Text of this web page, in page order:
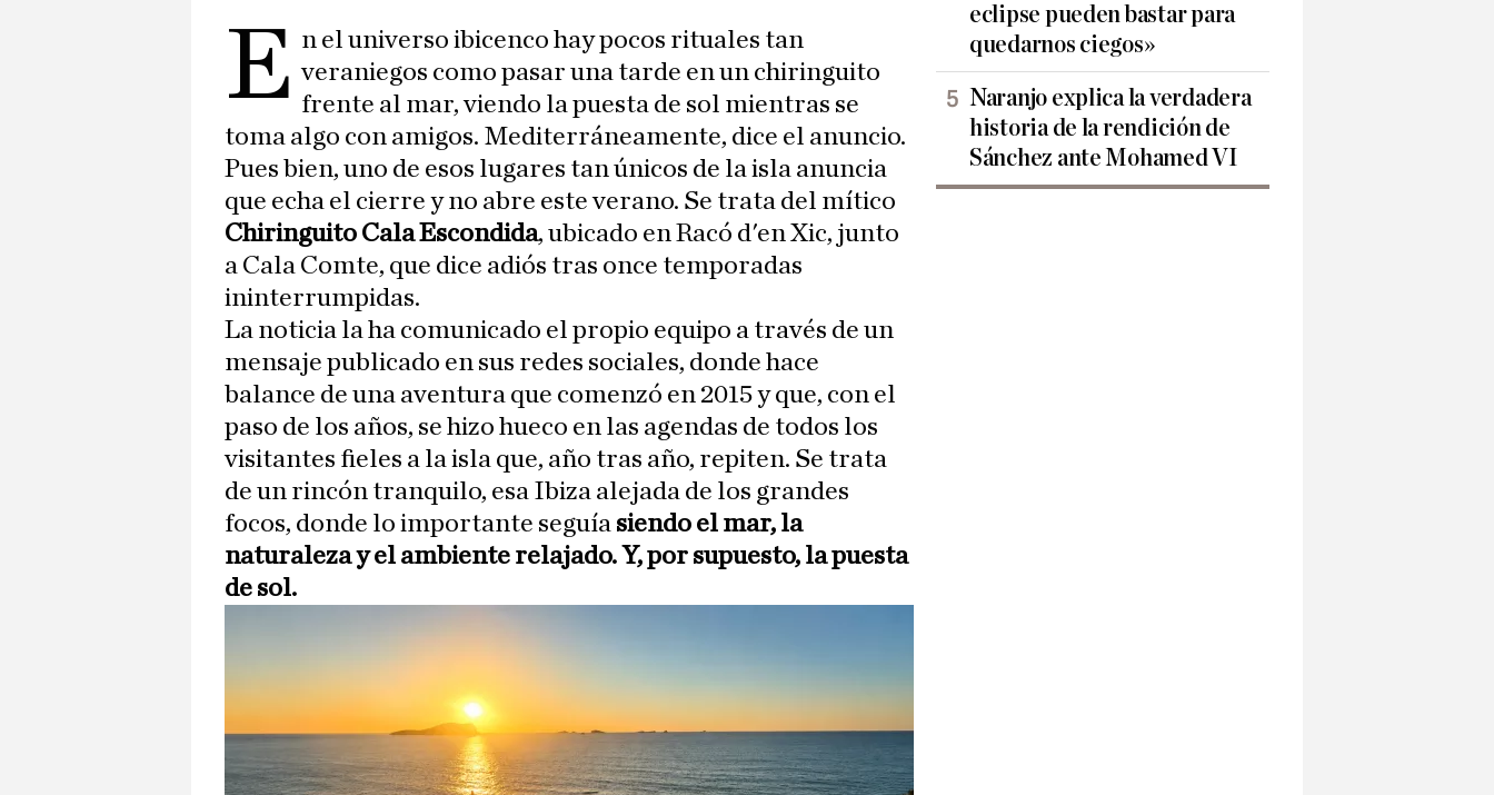
E n el universo ibicenco hay pocos rituales tan
veraniegos como pasar una tarde en un chiringuito
frente al mar, viendo la puesta de sol mientras se
toma algo con amigos. Mediterráneamente, dice el anuncio.
Pues bien, uno de esos lugares tan únicos de la isla anuncia
que echa el cierre y no abre este verano. Se trata del mítico
Chiringuito Cala Escondida, ubicado en Racó d'en Xic, junto
a Cala Comte, que dice adiós tras once temporadas
ininterrumpidas.
La noticia la ha comunicado el propio equipo a través de un
mensaje publicado en sus redes sociales, donde hace
balance de una aventura que comenzó en 2015 y que, con el
paso de los años, se hizo hueco en las agendas de todos los
visitantes fieles a la isla que, año tras año, repiten. Se trata
de un rincón tranquilo, esa Ibiza alejada de los grandes
focos, donde lo importante seguía siendo el mar, la
naturaleza y el ambiente relajado. Y, por supuesto, la puesta
de sol.
eclipse pueden bastar para
quedarnos ciegos»
Naranjo explica la verdadera
historia de la rendición de
Sánchez ante Mohamed VI